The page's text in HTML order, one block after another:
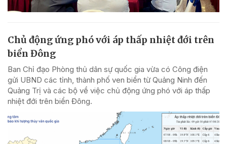
Chủ động ứng phó với áp thấp nhiệt đới trên
biển Đông
Ban Chỉ đạo Phòng thủ dân sự quốc gia vừa có Công điện
gửi UBND các tỉnh, thành phố ven biển từ Quảng Ninh đến
Quảng Trị và các bộ về việc chủ động ứng phó với áp thấp
nhiệt đới trên biển Đông.